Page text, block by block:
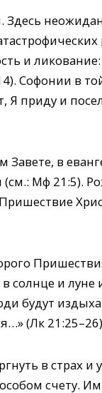
Здесь
и
Софонии в
Я приду и
в
(см.: Мф 21:5).
и луне
будут
(Лк
в страх
счету.